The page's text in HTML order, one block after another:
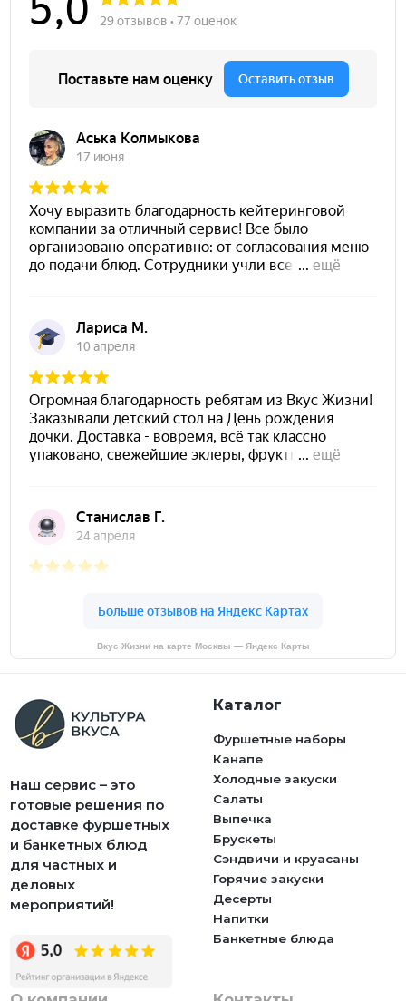
Вкус Жизни на карте Москвы — Яндекс Карты
Наш сервис – это
готовые решения по
доставке фуршетных
и банкетных блюд
для частных и
деловых
мероприятий!
Каталог
Фуршетные наборы
Канапе
Холодные закуски
Салаты
Выпечка
Брускеты
Сэндвичи и круасаны
Горячие закуски
Десерты
Напитки
Банкетные блюда